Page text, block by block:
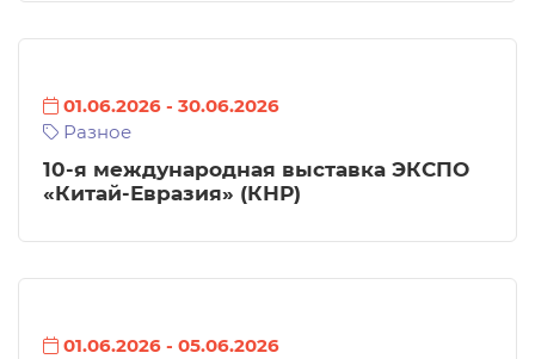
01.06.2026 - 30.06.2026
Разное
10-я международная выставка ЭКСПО
«Китай-Евразия» (КНР)
01.06.2026 - 05.06.2026